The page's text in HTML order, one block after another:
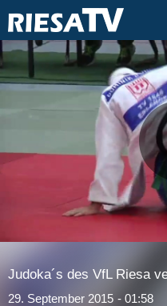
Judoka´s des VfL Riesa
29. September 2015 - 01:58